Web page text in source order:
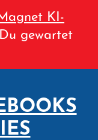
KI-
gewartet